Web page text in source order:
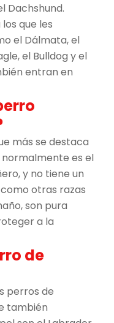
Dachshund.
que les
el Dálmata, el
el Bulldog y el
entran en
más se destaca
es el
y no tiene un
otras razas
son pura
a la
de
perros de
también